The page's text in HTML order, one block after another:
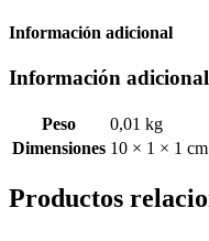
Información adicional
Información adicional
Peso
0,01 kg
Dimensiones 10 × 1 × 1 cm
Productos